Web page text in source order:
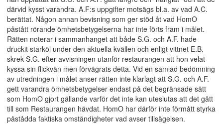
därvid kysst varandra. A.F:s uppgifter motsägs bl.a. av vad A.C.
berättat. Någon annan bevisning som ger stöd åt vad HomO
påstått rörande ömhetsbetygelserna har inte förts fram i målet.
Rätten noterar i sammanhanget att både S.G. och A.F. hade
druckit starköl under den aktuella kvällen och enligt vittnet E.B.
skrek S.G. efter avvisningen utanför restaurangen att hon velat
kyssa sin flickvän men förvägrats detta. Vid en samlad bedömning
av utredningen i målet anser rätten inte klarlagt att S.G. och A.F.
gett varandra ömhetsbetygelser endast på det begränsade sätt
som HomO gjort gällande varför det inte kan uteslutas att det gått
till som Restaurangen hävdat. HomO har därför inte förmått styrka
påstådda faktiska omständigheter vad avser tillsägelsen.